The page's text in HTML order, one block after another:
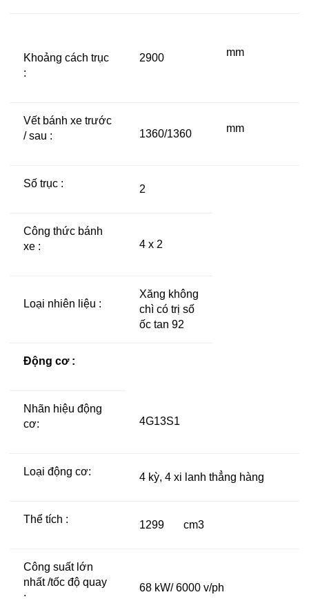
Khoảng cách trục
:
2900 mm
Vết bánh xe trước
/ sau :
1360/1360 mm
Số trục : 2
Công thức bánh
xe :
4 x 2
Loại nhiên liệu :
Xăng không
chì có trị số
ốc tan 92
Động cơ :
Nhãn hiệu động
cơ:
4G13S1
Loại động cơ: 4 kỳ, 4 xi lanh thẳng hàng
Thể tích : 1299 cm3
Công suất lớn
nhất /tốc độ quay
68 kW/ 6000 v/ph